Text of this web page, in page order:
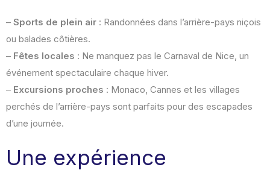
– Sports de plein air : Randonnées dans l’arrière-pays niçois
ou balades côtières.
– Fêtes locales : Ne manquez pas le Carnaval de Nice, un
événement spectaculaire chaque hiver.
– Excursions proches : Monaco, Cannes et les villages
perchés de l’arrière-pays sont parfaits pour des escapades
d’une journée.
Une expérience